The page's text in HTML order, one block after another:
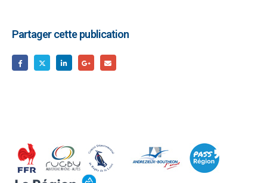
Partager cette publication